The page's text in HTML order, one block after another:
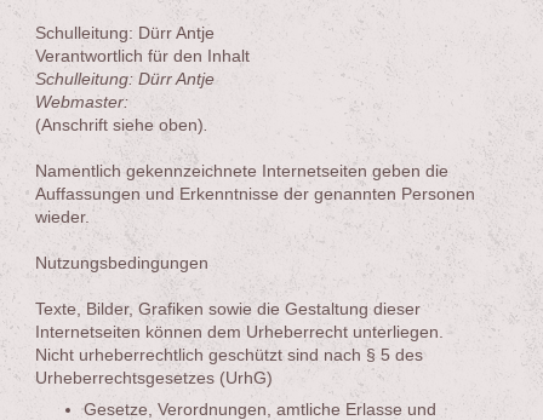
Schulleitung: Dürr Antje
Verantwortlich für den Inhalt
Schulleitung: Dürr Antje
Webmaster:
(Anschrift siehe oben)
Namentlich gekennzeichnete Internetseiten geben die
Auffassungen und Erkenntnisse der genannten Personen
wieder.
Nutzungsbedingungen
Texte, Bilder, Grafiken sowie die Gestaltung dieser
Internetseiten können dem Urheberrecht unterliegen.
Nicht urheberrechtlich geschützt sind nach § 5 des
Urheberrechtsgesetzes (UrhG)
Gesetze, Verordnungen, amtliche Erlasse und